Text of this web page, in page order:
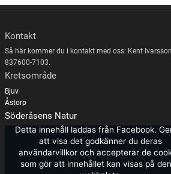
Kontakt
Så här kommer du i kontakt med oss: Kent
837600-7103.
Kretsområde
Bjuv
Åstorp
Söderåsens Natur
Detta innehåll laddas från Facebook.
att visa det godkänner du deras
användarvillkor och accepterar de
som gör att innehållet kan visas på